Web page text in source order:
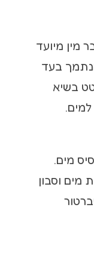
מין מיועד
בעד
בשיא
מים וסבון